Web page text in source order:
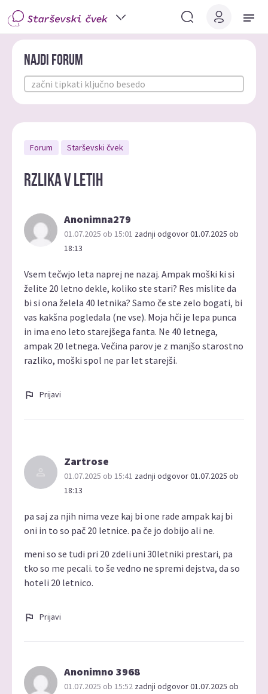
Najdi forum
Forum Starševski čvek
Rzlika v letih
Anonimna279
01.07.2025 ob 15:01 zadnji odgovor 01.07.2025 ob
18:13
Vsem tečwjo leta naprej ne nazaj. Ampak moški ki si
želite 20 letno dekle, koliko ste stari? Res mislite da
bi si ona želela 40 letnika? Samo če ste zelo bogati, bi
vas kakšna pogledala (ne vse). Moja hči je lepa punca
in ima eno leto starejšega fanta. Ne 40 letnega,
ampak 20 letnega. Večina parov je z manjšo starostno
razliko, moški spol ne par let starejši.
Prijavi
Zartrose
01.07.2025 ob 15:41 zadnji odgovor 01.07.2025 ob
18:13
pa saj za njih nima veze kaj bi one rade ampak kaj bi
oni in to so pač 20 letnice. pa če jo dobijo ali ne.
meni so se tudi pri 20 zdeli uni 30letniki prestari, pa
tko so me pecali. to še vedno ne spremi dejstva, da so
hoteli 20 letnico.
Prijavi
Anonimno 3968
01.07.2025 ob 15:52 zadnji odgovor 01.07.2025 ob